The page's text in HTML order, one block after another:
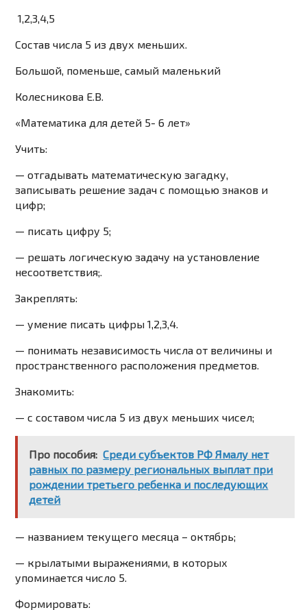
1,2,3,4,5
Состав числа 5 из двух меньших.
Большой, поменьше, самый маленький
Колесникова Е.В.
«Математика для детей 5- 6 лет»
Учить:
— отгадывать математическую загадку,
записывать решение задач с помощью знаков и
цифр;
— писать цифру 5;
— решать логическую задачу на установление
несоответствия;.
Закреплять:
— умение писать цифры 1,2,3,4.
— понимать независимость числа от величины и
пространственного расположения предметов.
Знакомить:
— с составом числа 5 из двух меньших чисел;
Про пособия: Среди субъектов РФ Ямалу нет
равных по размеру региональных выплат при
рождении третьего ребенка и последующих
детей
— названием текущего месяца – октябрь;
— крылатыми выражениями, в которых
упоминается число 5.
Формировать: